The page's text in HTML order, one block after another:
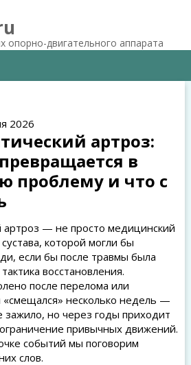
опорно-двигательного аппарата
2026
артроз:
в
проблему и что с
артроз — не просто медицинский
которой могли бы
если бы после травмы была
восстановления.
после перелома или
«смещался» несколько недель —
зажило, но через годы приходит
привычных движений.
событий мы поговорим
слов.